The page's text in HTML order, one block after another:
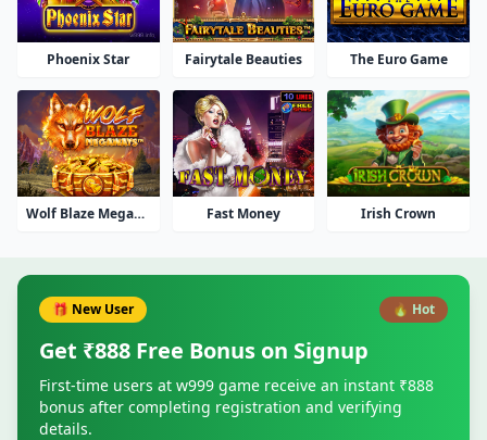
Phoenix Star Fairytale Beauties The Euro Game
Wolf Blaze Megaways Fast Money Irish Crown
🎁 New User 🔥 Hot
Get ₹888 Free Bonus on Signup
First-time users at w999 game receive an instant ₹888
bonus after completing registration and verifying
details.